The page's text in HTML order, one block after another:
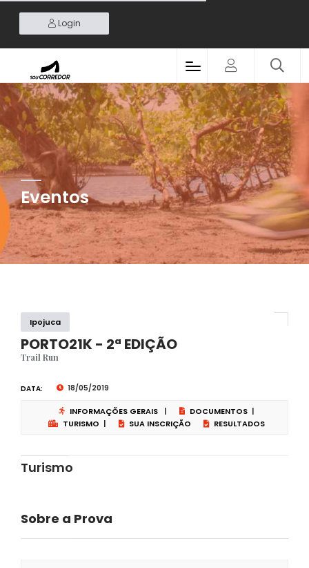
Login
Eventos
Ipojuca
PORTO21K - 2ª EDIÇÃO
Trail Run
DATA: 18/05/2019
INFORMAÇÕES GERAIS | DOCUMENTOS |
TURISMO | SUA INSCRIÇÃO RESULTADOS
Turismo
Sobre a Prova